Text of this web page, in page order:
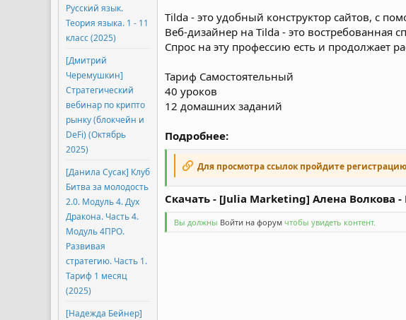
Русский язык.
Теория языка. 1 - 11
класс (2025)
[Дмитрий
Черемушкин]
Стратегический
вебинар по крипто
рынку (блокчейн и
DeFi) (Октябрь
2025)
[Данила Сусак] Клуб
Битва за молодость
2.0. Модуль 4. Дух
Дракона. Часть 4.
Модуль 4ПРО.
Развивая
стратегию. Часть 1.
Тариф 1 месяц
(2025)
[Надежда Бейнер]
Tilda - это удобный конструктор сайтов, с
Веб-дизайнер на Tilda - это востребованная
Спрос на эту профессию есть и продолжает
Тариф Самостоятельный
40 уроков
12 домашних заданий
Подробнее:
Для просмотра ссылок пройдите регистрацию
Скачать - [Julia Marketing] Алена Волкова
Вы должны Войти на форум чтобы увидеть контент.